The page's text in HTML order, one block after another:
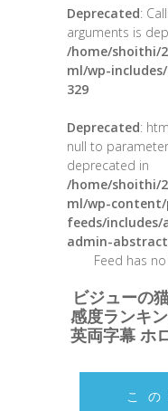
Deprecated:
arguments is
/home/shoithi/
ml/wp-
329
Deprecated:
null to
deprecated in
/home/shoithi/
ml/wp-
feeds/
admin-
Feed has
ビジューの
感度ランキ
英両字幕 ホ
こ